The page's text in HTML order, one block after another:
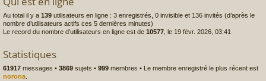
Au total il y a 139 utilisateurs en ligne : 3 enregistrés, 0 invisible et 136 invités (d’après le
nombre d’utilisateurs actifs ces 5 dernières minutes)
Le record du nombre d’utilisateurs en ligne est de 10577 , le 19 févr. 2026, 03:41
Statistiques
61917 messages • 3869 sujets • 999 membres • Le membre enregistré le plus récent est
norona